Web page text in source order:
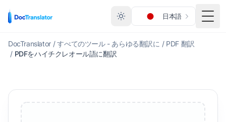
日本語
メニ
DocTranslator / すべてのツール - あらゆる翻訳に / PDF 翻訳
/ PDFをハイチクレオール語に翻訳